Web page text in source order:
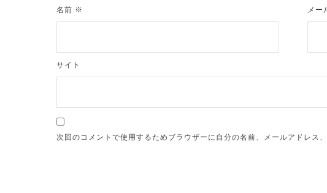
名前 ※ メー
サイト
次回のコメントで使用するためブラウザーに自分の名前、メールアドレス